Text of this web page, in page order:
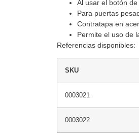
Al usar el botón
Para puertas
Contratapa en
Permite el uso de
Referencias disponibles:
SKU
0003021
0003022